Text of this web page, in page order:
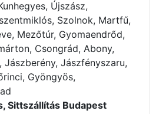
Újszász,
Szolnok, Martfű,
Mezőtúr, Gyomaendrőd,
Csongrád, Abony,
Jászberény, Jászfényszaru,
Gyöngyös,
Sittszállítás Budapest